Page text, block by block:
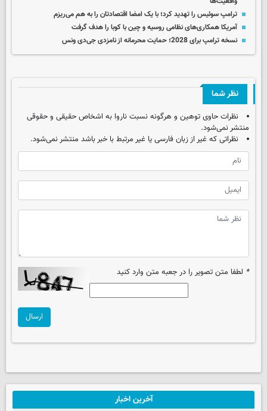
ترامپ سوئیس را تهدید کرد؛ با یک امضا اقتصادتان را به هم می‌ریزم
آمریکا همکاری‌های نظامی روسیه و چین با کوبا را هدف گرفت
نسخه ترامپ برای 2028؛ حمایت محرمانه از نامزدی جی‌دی ونس
نظر شما
نظرات حاوی توهین و هرگونه نسبت ناروا به اشخاص حقیقی و حقوقی
منتشر نمی‌شود.
نظراتی که غیر از زبان فارسی یا غیر مرتبط با خبر باشد منتشر نمی‌شود.
* لطفا متن تصویر را در جعبه متن وارد کنید
ارسال
آخرین اخبار